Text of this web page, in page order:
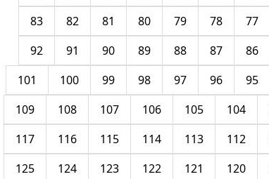
77
78
79
80
81
82
83
86
87
88
89
90
91
92
95
96
97
98
99
100
101
104
105
106
107
108
109
112
113
114
115
116
117
120
121
122
123
124
125